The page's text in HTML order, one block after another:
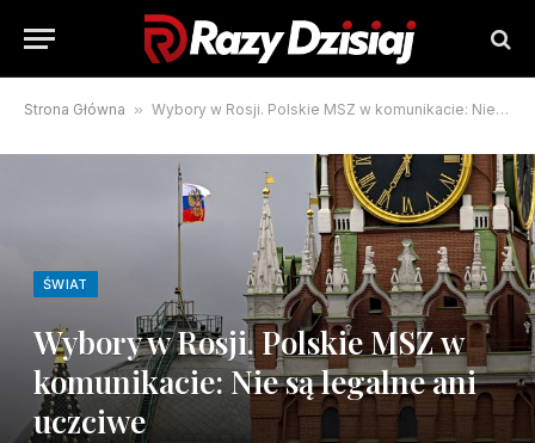
Strona Główna » Wybory w Rosji. Polskie MSZ w komunikacie: Nie są legalne ani uczciwe
ŚWIAT
Wybory w Rosji. Polskie MSZ w
komunikacie: Nie są legalne ani
uczciwe